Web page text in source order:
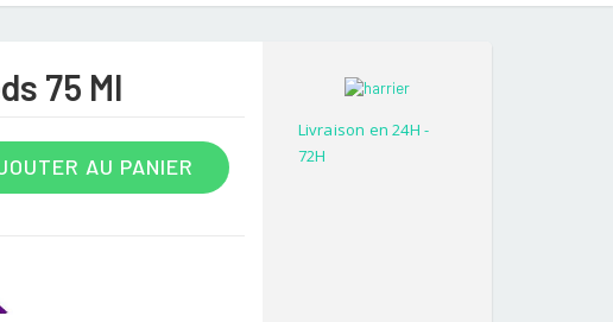
75 Ml
AU PANIER
Livraison en 24H -
72H